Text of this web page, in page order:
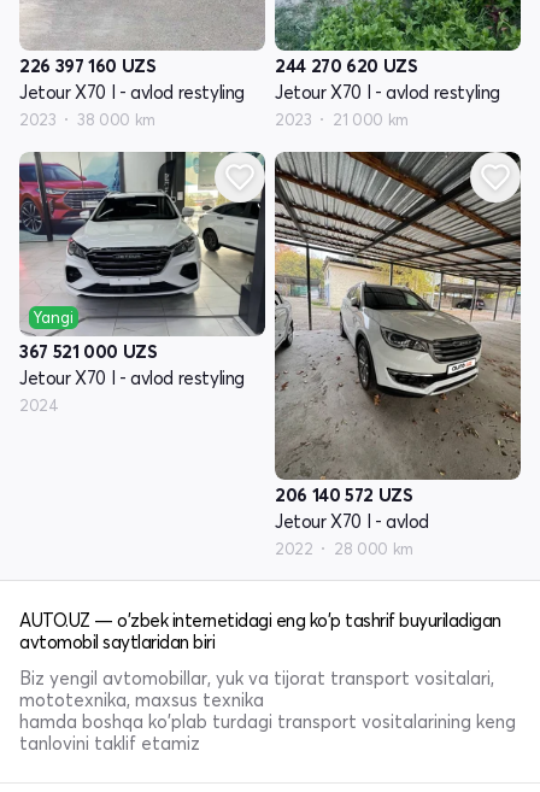
226 397 160 UZS
Jetour X70 I - avlod restyling
2023 38 000 km
244 270 620 UZS
Jetour X70 I - avlod restyling
2023 21 000 km
Yangi
367 521 000 UZS
Jetour X70 I - avlod restyling
2024
206 140 572 UZS
Jetour X70 I - avlod
2022 28 000 km
AUTO.UZ — o'zbek internetidagi eng ko'p tashrif buyuriladigan
avtomobil saytlaridan biri
Biz yengil avtomobillar, yuk va tijorat transport vositalari,
mototexnika, maxsus texnika
hamda boshqa ko'plab turdagi transport vositalarining keng
tanlovini taklif etamiz